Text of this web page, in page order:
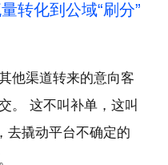
转化到公域“刷分”
他渠道转来的意向客
。 这不叫补单，这叫
去撬动平台不确定的